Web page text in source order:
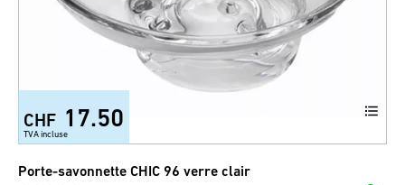
CHF 17.50
TVA incluse
Porte-savonnette CHIC 96 verre clair